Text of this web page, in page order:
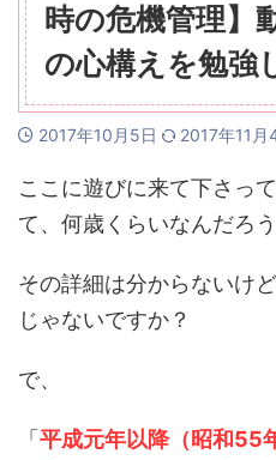
時の危機管理】
の心構えを勉強
2017年10月5日 2017年11月
ここに遊びに来て下さっ
て、何歳くらいなんだろ
その詳細は分からないけ
じゃないですか？
で、
「 平成元年以降（昭和55